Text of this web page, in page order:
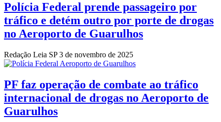
Polícia Federal prende passageiro por
tráfico e detém outro por porte de drogas
no Aeroporto de Guarulhos
Redação Leia SP3 de novembro de 2025
PF faz operação de combate ao tráfico
internacional de drogas no Aeroporto de
Guarulhos